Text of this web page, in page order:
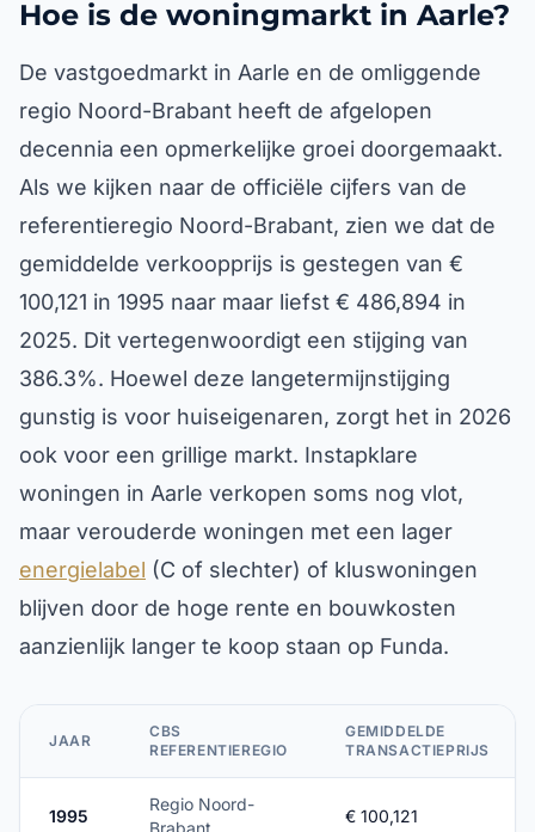
Hoe is de woningmarkt in Aarle?
De vastgoedmarkt in Aarle en de omliggende
regio Noord-Brabant heeft de afgelopen
decennia een opmerkelijke groei doorgemaakt.
Als we kijken naar de officiële cijfers van de
referentieregio Noord-Brabant, zien we dat de
gemiddelde verkoopprijs is gestegen van €
100,121 in 1995 naar maar liefst € 486,894 in
2025. Dit vertegenwoordigt een stijging van
386.3%. Hoewel deze langetermijnstijging
gunstig is voor huiseigenaren, zorgt het in 2026
ook voor een grillige markt. Instapklare
woningen in Aarle verkopen soms nog vlot,
maar verouderde woningen met een lager
energielabel (C of slechter) of kluswoningen
blijven door de hoge rente en bouwkosten
aanzienlijk langer te koop staan op Funda.
JAAR
CBS
REFERENTIEREGIO
GEMIDDELDE
TRANSACTIEPRIJS
1995
Regio Noord-
Brabant
€ 100,121